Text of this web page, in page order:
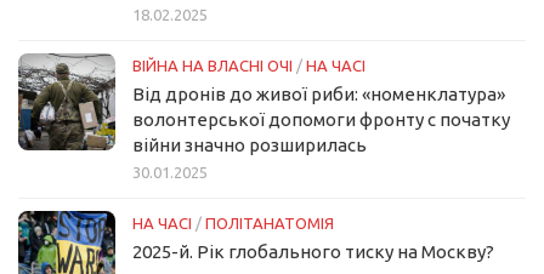
18.02.2025
ВІЙНА НА ВЛАСНІ ОЧІ / НА ЧАСІ
Від дронів до живої риби: «номенклатура»
волонтерської допомоги фронту с початку
війни значно розширилась
30.01.2025
НА ЧАСІ / ПОЛІТАНАТОМІЯ
2025-й. Рік глобального тиску на Москву?